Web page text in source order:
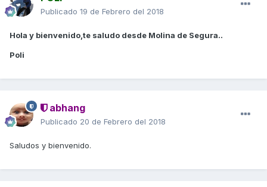
Publicado 19 de Febrero del 2018
Hola y bienvenido,te saludo desde Molina de Segura..
Poli
abhang
Publicado 20 de Febrero del 2018
Saludos y bienvenido.